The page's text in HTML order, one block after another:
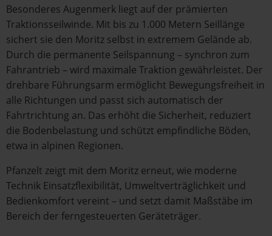
Besonderes Augenmerk liegt auf der prämierten
Traktionsseilwinde. Mit bis zu 1.000 Metern Seillänge
sichert sie den Moritz selbst in extremem Gelände ab.
Durch die permanente Seilspannung – synchron zum
Fahrantrieb – wird maximale Traktion gewährleistet. Der
drehbare Führungsarm ermöglicht Bewegungsfreiheit in
alle Richtungen und passt sich automatisch der
Fahrtrichtung an. Das erhöht die Sicherheit, reduziert
die Bodenbelastung und schützt empfindliche Böden,
etwa in alpinen Regionen.
Pfanzelt zeigt mit dem Moritz erneut, wie moderne
Technik Einsatzflexibilität, Umweltverträglichkeit und
Bedienkomfort vereint – und setzt damit Maßstäbe im
Bereich der ferngesteuerten Geräteträger.